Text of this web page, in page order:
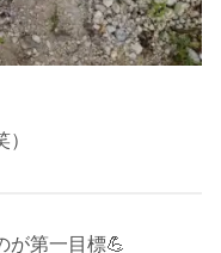
が第一目標💪